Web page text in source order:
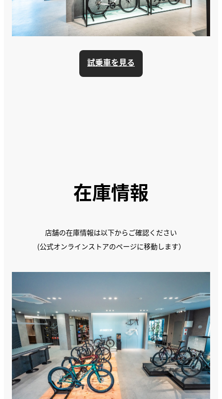
試乗車を見る
在庫情報
店舗の在庫情報は以下からご確認ください
(公式オンラインストアのページに移動します）